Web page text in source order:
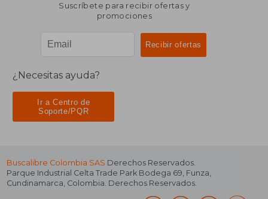
Suscríbete para recibir ofertas y
promociones
¿Necesitas ayuda?
Ir a Centro de
Soporte/PQR
Buscalibre Colombia SAS Derechos Reservados.
Parque Industrial Celta Trade Park Bodega 69, Funza,
Cundinamarca, Colombia. Derechos Reservados.